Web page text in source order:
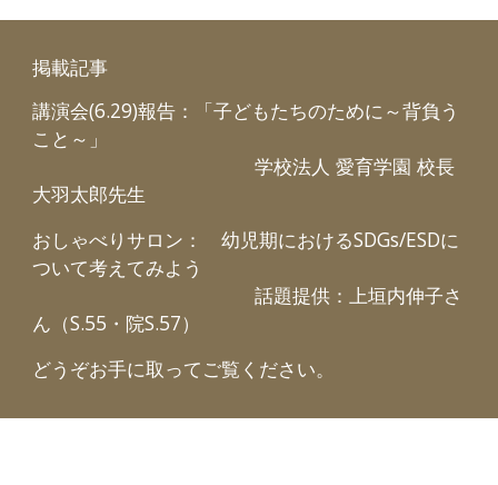
掲載記事
講演会(6.29)報告：「子どもたちのために～背負う
こと～」
学校法人 愛育学園 校長
大羽太郎先生
おしゃべりサロン： 幼児期におけるSDGs/ESDに
ついて考えてみよう
話題提供：上垣内伸子さ
ん（S.55・院S.57）
どうぞお手に取ってご覧ください。